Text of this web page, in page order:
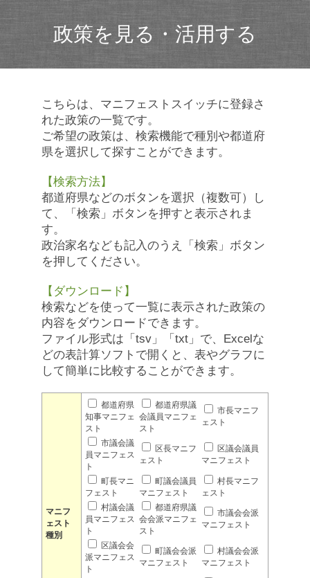
政策を見る・活用する
こちらは、マニフェストスイッチに登録さ
れた政策の一覧です。
ご希望の政策は、検索機能で種別や都道府
県を選択して探すことができます。
【検索方法】
都道府県などのボタンを選択（複数可）し
て、「検索」ボタンを押すと表示されま
す。
政治家名なども記入のうえ「検索」ボタン
を押してください。
【ダウンロード】
検索などを使って一覧に表示された政策の
内容をダウンロードできます。
ファイル形式は「tsv」「txt」で、Excelな
どの表計算ソフトで開くと、表やグラフに
して簡単に比較することができます。
マニフ
ェスト
種別
都道府県
知事マニフェ
スト
都道府県議
会議員マニフェ
スト
市長マニフ
ェスト
市議会議
員マニフェス
ト
区長マニフ
ェスト
区議会議員
マニフェスト
町長マニ
フェスト
町議会議員
マニフェスト
村長マニフ
ェスト
村議会議
員マニフェス
ト
都道府県議
会会派マニフェ
スト
市議会会派
マニフェスト
区議会会
派マニフェス
ト
町議会会派
マニフェスト
村議会会派
マニフェスト